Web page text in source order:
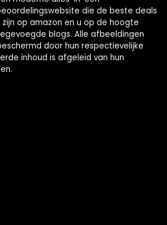
die de beste deals
op amazon en u op de hoogte
blogs. Alle afbeeldingen
door hun respectievelijke
inhoud is afgeleid van hun